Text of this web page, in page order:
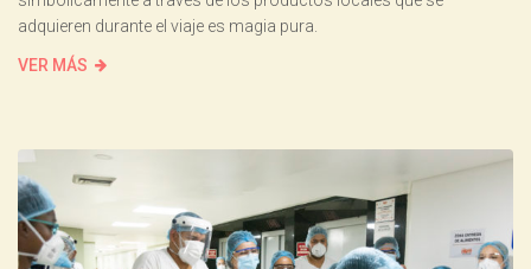
adquieren durante el viaje es magia pura.
VER MÁS